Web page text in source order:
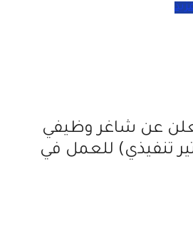
عن شاغر وظيفي
تنفيذي) للعمل في